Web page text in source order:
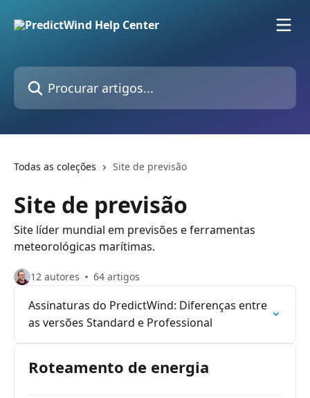
Procurar artigos...
Todas as coleções Site de previsão
Site de previsão
Site líder mundial em previsões e ferramentas
meteorológicas marítimas.
12 autores 64 artigos
Assinaturas do PredictWind: Diferenças entre
as versões Standard e Professional
Roteamento de energia